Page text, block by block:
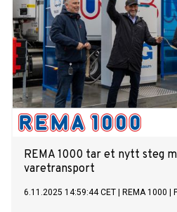
REMA 1000 tar et nytt steg
varetransport
6.11.2025 14:59:44 CET REMA 1000